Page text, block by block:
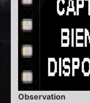
Observation